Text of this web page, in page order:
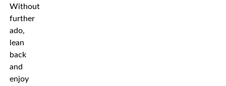
Without
further
ado,
lean
back
and
enjoy